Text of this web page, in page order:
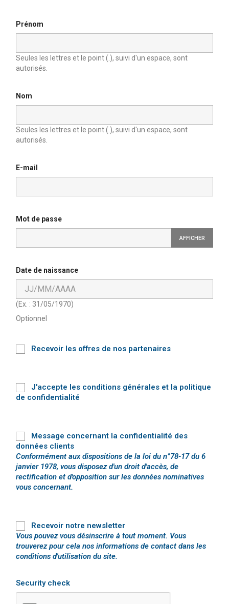
Prénom
Seules les lettres et le point (.), suivi d'un espace, sont
autorisés.
Nom
Seules les lettres et le point (.), suivi d'un espace, sont
autorisés.
E-mail
Mot de passe
AFFICHER
Date de naissance
(Ex. : 31/05/1970)
Optionnel
Recevoir les offres de nos partenaires
J'accepte les conditions générales et la politique
de confidentialité
Message concernant la confidentialité des
données clients
Conformément aux dispositions de la loi du n°78-17 du 6
janvier 1978, vous disposez d'un droit d'accès, de
rectification et d'opposition sur les données nominatives
vous concernant.
Recevoir notre newsletter
Vous pouvez vous désinscrire à tout moment. Vous
trouverez pour cela nos informations de contact dans les
conditions d'utilisation du site.
Security check